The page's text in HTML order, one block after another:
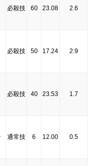
必殺技 60 23.08 2.6
必殺技 50 17.24 2.9
必殺技 40 23.53 1.7
通常技 6 12.00 0.5